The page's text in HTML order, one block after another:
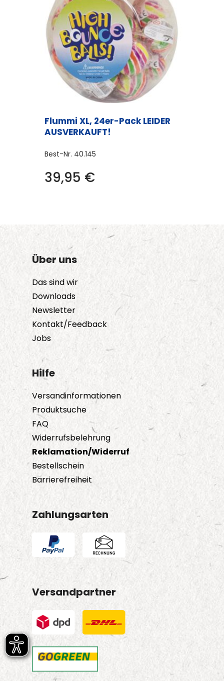
Flummi XL, 24er-Pack LEIDER
AUSVERKAUFT!
Best-Nr. 40.145
39,95 €
Über uns
Das sind wir
Downloads
Newsletter
Kontakt/Feedback
Jobs
Hilfe
Versandinformationen
Produktsuche
FAQ
Widerrufsbelehrung
Reklamation/Widerruf
Bestellschein
Barrierefreiheit
Zahlungsarten
Versandpartner